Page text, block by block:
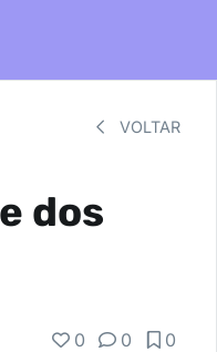
VOLTAR
dos
0 0 0